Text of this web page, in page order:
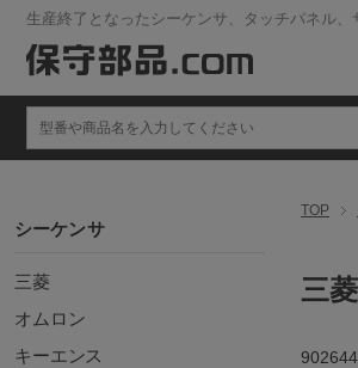
生産終了となったシーケンサ、タッチパネル、
TOP
三
902644
シーケンサ
三菱
オムロン
キーエンス